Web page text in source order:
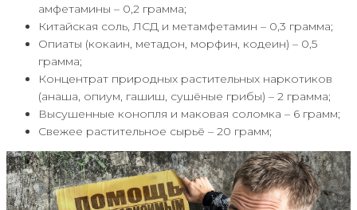
амфетамины – 0,2 грамма;
Китайская соль, ЛСД и метамфетамин – 0,3 грамма;
Опиаты (кокаин, метадон, морфин, кодеин) – 0,5
грамма;
Концентрат природных растительных наркотиков
(анаша, опиум, гашиш, сушёные грибы) – 2 грамма;
Высушенные конопля и маковая соломка – 6 грамм;
Свежее растительное сырьё – 20 грамм;